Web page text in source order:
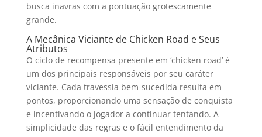
busca inavras com a pontuação grotescamente
grande.
A Mecânica Viciante de Chicken Road e Seus
Atributos
O ciclo de recompensa presente em ‘chicken road’ é
um dos principais responsáveis por seu caráter
viciante. Cada travessia bem-sucedida resulta em
pontos, proporcionando uma sensação de conquista
e incentivando o jogador a continuar tentando. A
simplicidade das regras e o fácil entendimento da